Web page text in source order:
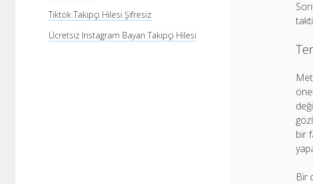
Tiktok Takipçi Hilesi Şifresiz
Ücretsiz Instagram Bayan Takipçi Hilesi
bir
Bir